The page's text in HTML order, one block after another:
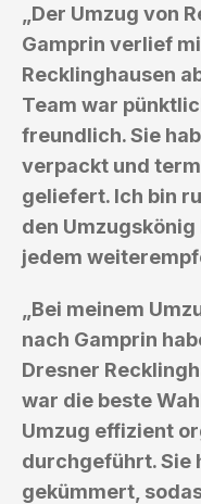
„Der Umzug von
Gamprin verlief
Recklinghausen
Team war
freundlich. Sie
verpackt und
geliefert. Ich bin
den
jedem
„Bei meinem
nach Gamprin
Dresner
war die beste
Umzug effizient
durchgeführt. Sie
gekümmert,